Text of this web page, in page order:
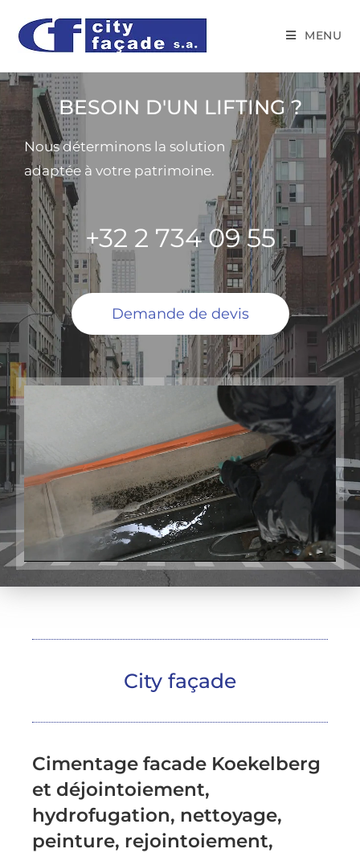
MENU
BESOIN D'UN LIFTING ?
Nous déterminons la solution
adaptée à votre patrimoine.
+32 2 734 09 55
Demande de devis
City façade
Cimentage facade Koekelberg
et déjointoiement,
hydrofugation, nettoyage,
peinture, rejointoiement,